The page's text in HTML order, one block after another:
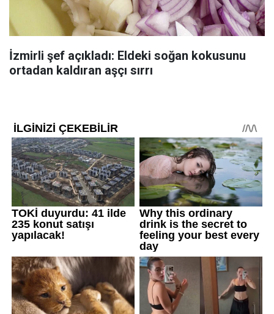
İzmirli şef açıkladı: Eldeki soğan kokusunu
ortadan kaldıran aşçı sırrı